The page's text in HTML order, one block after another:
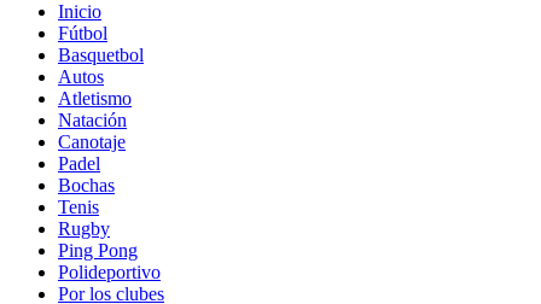
Inicio
Fútbol
Basquetbol
Autos
Atletismo
Natación
Canotaje
Padel
Bochas
Tenis
Rugby
Ping Pong
Polideportivo
Por los clubes